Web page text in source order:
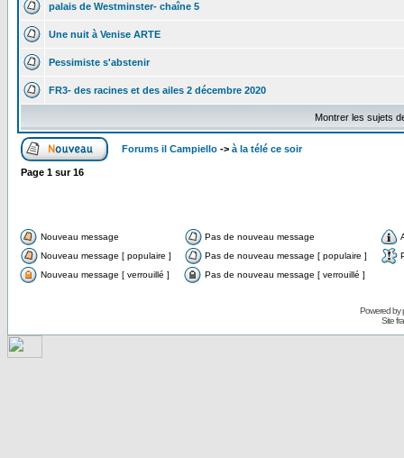
palais de Westminster- chaîne 5
Une nuit à Venise ARTE
Pessimiste s'abstenir
FR3- des racines et des ailes 2 décembre 2020
Montrer les sujets
Forums il Campiello -> à la télé ce soir
Page 1 sur16
Nouveau message Pas de nouveau message
Nouveau message [ populaire ]
Pas de nouveau message [ populaire ]
Nouveau message [ verrouillé ]
Pas de nouveau message [ verrouillé ]
Powered by
Site